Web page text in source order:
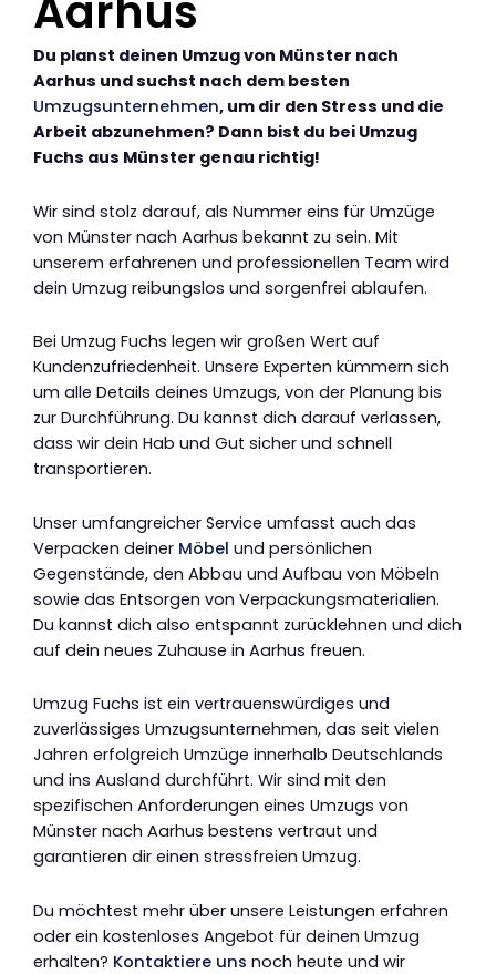
Aarhus
Du planst deinen Umzug von Münster nach
Aarhus und suchst nach dem besten
Umzugsunternehmen, um dir den Stress und die
Arbeit abzunehmen? Dann bist du bei Umzug
Fuchs aus Münster genau richtig!
Wir sind stolz darauf, als Nummer eins für Umzüge
von Münster nach Aarhus bekannt zu sein. Mit
unserem erfahrenen und professionellen Team wird
dein Umzug reibungslos und sorgenfrei ablaufen.
Bei Umzug Fuchs legen wir großen Wert auf
Kundenzufriedenheit. Unsere Experten kümmern sich
um alle Details deines Umzugs, von der Planung bis
zur Durchführung. Du kannst dich darauf verlassen,
dass wir dein Hab und Gut sicher und schnell
transportieren.
Unser umfangreicher Service umfasst auch das
Verpacken deiner Möbel und persönlichen
Gegenstände, den Abbau und Aufbau von Möbeln
sowie das Entsorgen von Verpackungsmaterialien.
Du kannst dich also entspannt zurücklehnen und dich
auf dein neues Zuhause in Aarhus freuen.
Umzug Fuchs ist ein vertrauenswürdiges und
zuverlässiges Umzugsunternehmen, das seit vielen
Jahren erfolgreich Umzüge innerhalb Deutschlands
und ins Ausland durchführt. Wir sind mit den
spezifischen Anforderungen eines Umzugs von
Münster nach Aarhus bestens vertraut und
garantieren dir einen stressfreien Umzug.
Du möchtest mehr über unsere Leistungen erfahren
oder ein kostenloses Angebot für deinen Umzug
erhalten? Kontaktiere uns noch heute und wir